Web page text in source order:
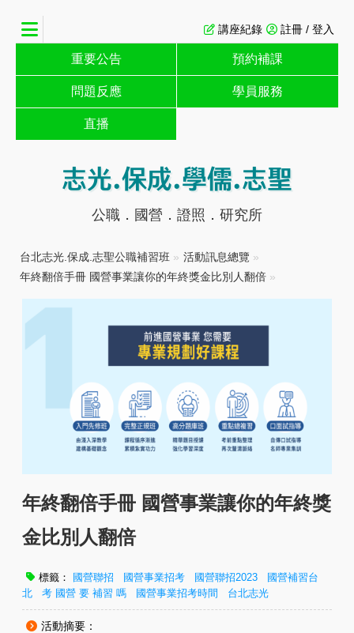
註冊 / 登入
講座紀錄
重要公告 預約補課
問題反應 學員服務
直播
志光.保成.學儒.志聖
公職．國營．證照．研究所
台北志光.保成.志聖公職補習班 » 活動訊息總覽 »
年終翻倍手冊 國營事業讓你的年終獎金比別人翻倍 »
年終翻倍手冊 國營事業讓你的年終獎
金比別人翻倍
標籤： 國營聯招 國營事業招考 國營聯招2023
國營補習台
北
考 國營 要 補習 嗎 國營事業招考時間 台北志光
活動摘要：